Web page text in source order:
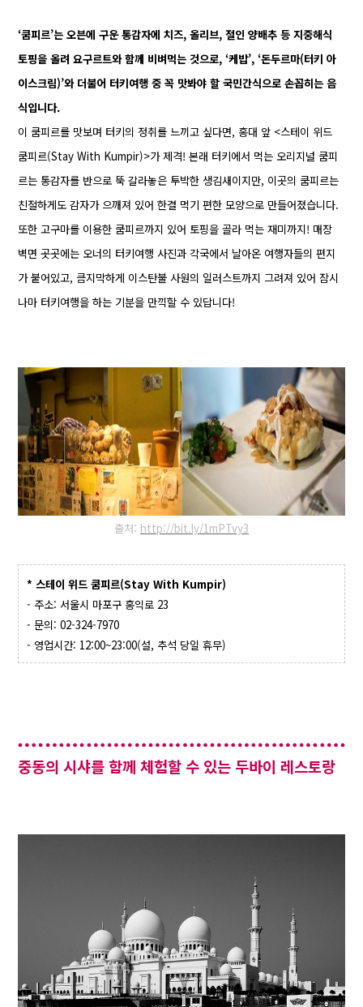
‘쿰피르’는 오븐에 구운 통감자에 치즈, 올리브, 절인 양배추 등 지중해식
토핑을 올려 요구르트와 함께 비벼먹는 것으로, ‘케밥’, ‘돈두르마(터키 아
이스크림)’와 더불어 터키여행 중 꼭 맛봐야 할 국민간식으로 손꼽히는 음
식입니다.
이 쿰피르를 맛보며 터키의 정취를 느끼고 싶다면, 홍대 앞 <스테이 위드
쿰피르(Stay With Kumpir)>가 제격! 본래 터키에서 먹는 오리지널 쿰피
르는 통감자를 반으로 뚝 갈라놓은 투박한 생김새이지만, 이곳의 쿰피르는
친절하게도 감자가 으깨져 있어 한결 먹기 편한 모양으로 만들어졌습니다.
또한 고구마를 이용한 쿰피르까지 있어 토핑을 골라 먹는 재미까지! 매장
벽면 곳곳에는 오너의 터키여행 사진과 각국에서 날아온 여행자들의 편지
가 붙어있고, 큼지막하게 이스탄불 사원의 일러스트까지 그려져 있어 잠시
나마 터키여행을 하는 기분을 만끽할 수 있답니다!
출처: http://bit.ly/1mPTvy3
* 스테이 위드 쿰피르(Stay With Kumpir)
- 주소: 서울시 마포구 홍익로 23
- 문의: 02-324-7970
- 영업시간: 12:00~23:00(설, 추석 당일 휴무)
중동의 시샤를 함께 체험할 수 있는 두바이 레스토랑